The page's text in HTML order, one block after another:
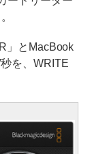
」とMacBook
を、WRITE